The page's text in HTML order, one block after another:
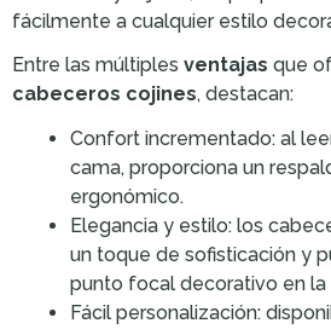
fácilmente a cualquier estilo
Entre las múltiples ventajas que
cabeceros cojines, destacan:
Confort incrementado: al
cama, proporciona un
ergonómico.
Elegancia y estilo: los
un toque de sofisticación y
punto focal decorativo en la
Fácil personalización: